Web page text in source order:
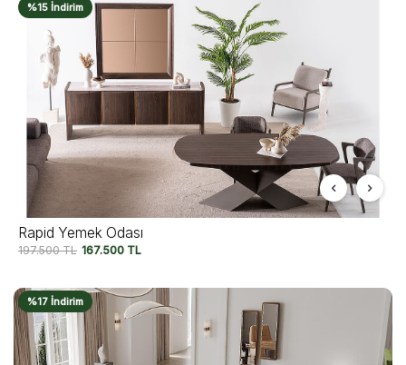
%15 İndirim
Rapid Yemek Odası
197.500TL 167.500 TL
%17 İndirim